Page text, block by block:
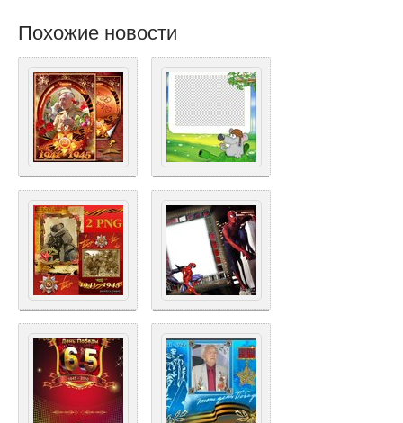
Похожие новости